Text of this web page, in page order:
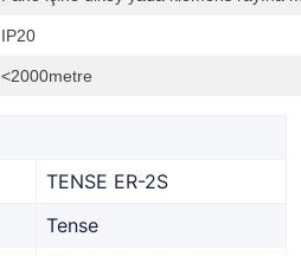
IP20
<2000metre
TENSE ER-2S
Tense